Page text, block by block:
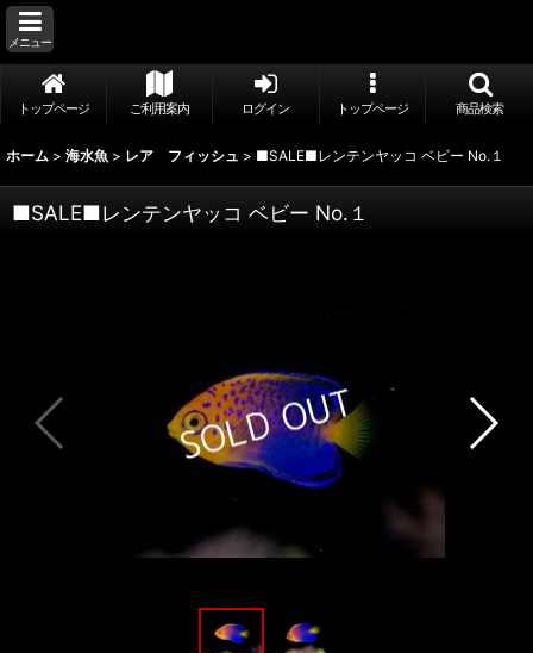
メニュー
トップページ ご利用案内 ログイン トップページ 商品検索
ホーム > 海水魚 > レア フィッシュ > ■SALE■レンテンヤッコ ベビー No.１
■SALE■レンテンヤッコ ベビー No.１